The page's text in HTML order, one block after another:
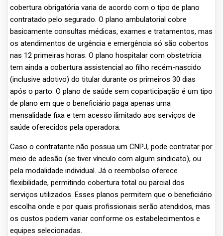
cobertura obrigatória varia de acordo com o tipo de plano
contratado pelo segurado. O plano ambulatorial cobre
basicamente consultas médicas, exames e tratamentos, mas
os atendimentos de urgência e emergência só são cobertos
nas 12 primeiras horas. O plano hospitalar com obstetrícia
tem ainda a cobertura assistencial ao filho recém-nascido
(inclusive adotivo) do titular durante os primeiros 30 dias
após o parto. O plano de saúde sem coparticipação é um tipo
de plano em que o beneficiário paga apenas uma
mensalidade fixa e tem acesso ilimitado aos serviços de
saúde oferecidos pela operadora.
Caso o contratante não possua um CNPJ, pode contratar por
meio de adesão (se tiver vínculo com algum sindicato), ou
pela modalidade individual. Já o reembolso oferece
flexibilidade, permitindo cobertura total ou parcial dos
serviços utilizados. Esses planos permitem que o beneficiário
escolha onde e por quais profissionais serão atendidos, mas
os custos podem variar conforme os estabelecimentos e
equipes selecionadas.